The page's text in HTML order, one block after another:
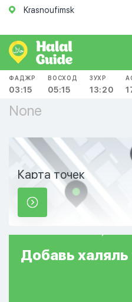
Krasnoufimsk
ФАДЖР
03:15
ВОСХОД
05:15
ЗУХР
13:20
None
Карта точек
Добавь халяль